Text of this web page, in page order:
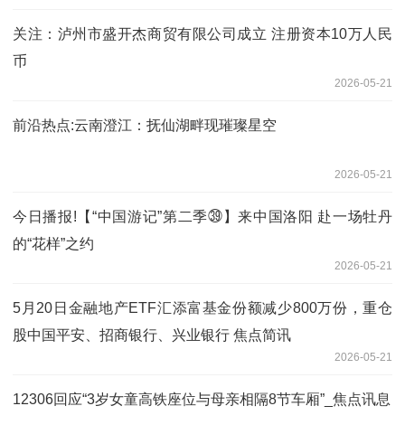
关注：泸州市盛开杰商贸有限公司成立 注册资本10万人民
币
2026-05-21
前沿热点:云南澄江：抚仙湖畔现璀璨星空
2026-05-21
今日播报!【“中国游记”第二季㊴】来中国洛阳 赴一场牡丹
的“花样”之约
2026-05-21
5月20日金融地产ETF汇添富基金份额减少800万份，重仓
股中国平安、招商银行、兴业银行 焦点简讯
2026-05-21
12306回应“3岁女童高铁座位与母亲相隔8节车厢”_焦点讯息